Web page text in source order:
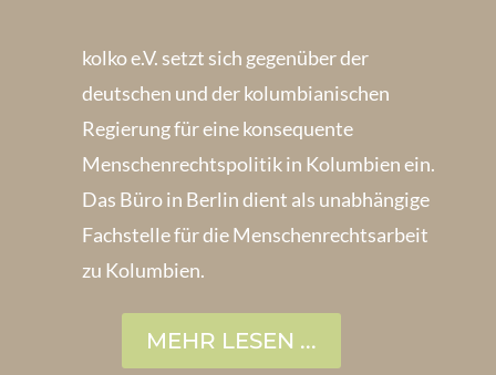
kolko e.V. setzt sich gegenüber der
deutschen und der kolumbianischen
Regierung für eine konsequente
Menschenrechts­politik in Kolum­bien ein.
Das Büro in Berlin dient als unabhängige
Fachstelle für die Menschen­rechtsarbeit
zu Kolumbien.
MEHR LESEN ...